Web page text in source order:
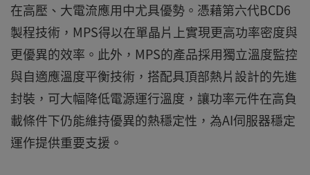
在高壓、大電流應用中尤具優勢。憑藉第六代BCD6
製程技術，MPS得以在單晶片上實現更高功率密度與
更優異的效率。此外，MPS的產品採用獨立溫度監控
與自適應溫度平衡技術，搭配具頂部熱片設計的先進
封裝，可大幅降低電源運行溫度，讓功率元件在高負
載條件下仍能維持優異的熱穩定性，為AI伺服器穩定
運作提供重要支援。